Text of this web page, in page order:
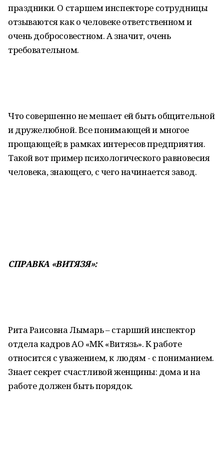
праздники. О старшем инспекторе сотрудницы
отзываются как о человеке ответственном и
очень добросовестном. А значит, очень
требовательном.
Что совершенно не мешает ей быть общительной
и дружелюбной. Все понимающей и многое
прощающей; в рамках интересов предприятия.
Такой вот пример психологического равновесия
человека, знающего, с чего начинается завод.
СПРАВКА «ВИТЯЗЯ»:
Рита Раисовна Лымарь – старший инспектор
отдела кадров АО «МК «Витязь». К работе
относится с уважением, к людям - с пониманием.
Знает секрет счастливой женщины: дома и на
работе должен быть порядок.